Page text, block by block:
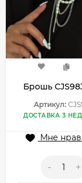
Брошь
Артикул:
ДОСТАВКА 3
Мне
- +